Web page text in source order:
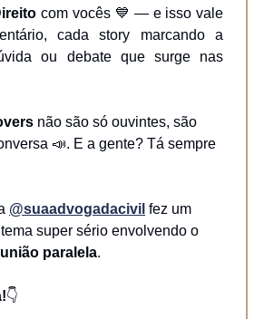
com vocês 💙 — e isso vale
cada story marcando a
ou debate que surge nas
não são só ouvintes, são
📣. E a gente? Tá sempre
@suaadvogadacivil fez um
super sério envolvendo o
união paralela.
👇